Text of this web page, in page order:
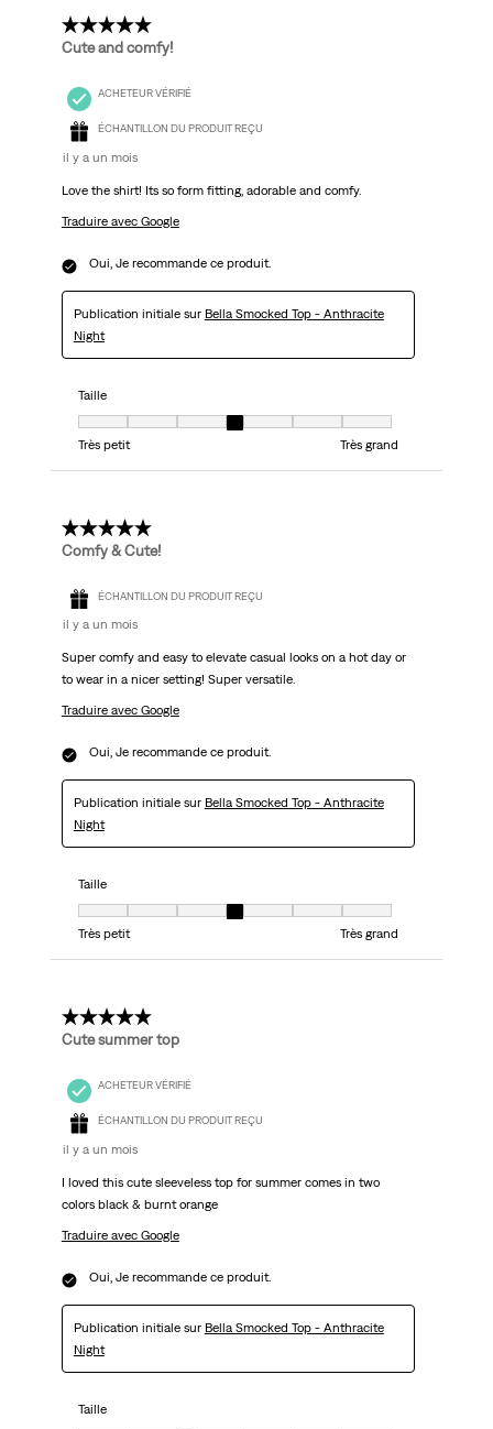
5 étoile(s) sur 5.
Cute and comfy!
ACHETEUR VÉRIFIÉ
ÉCHANTILLON DU PRODUIT REÇU
il y a un mois
Love the shirt! Its so form fitting, adorable and comfy.
Traduire avec Google
Oui, Je recommande ce produit.
Publication initiale sur Bella Smocked Top - Anthracite
Night
Taille
Taille, 4 sur 7, où 1 est égal à Très petit et 7 est égal à Très grand
Très petit
Très grand
5 étoile(s) sur 5.
Comfy & Cute!
ÉCHANTILLON DU PRODUIT REÇU
il y a un mois
Super comfy and easy to elevate casual looks on a hot day or
to wear in a nicer setting! Super versatile.
Traduire avec Google
Oui, Je recommande ce produit.
Publication initiale sur Bella Smocked Top - Anthracite
Night
Taille
Taille, 4 sur 7, où 1 est égal à Très petit et 7 est égal à Très grand
Très petit
Très grand
2 étoile(s) sur 5.
Cute summer top
ACHETEUR VÉRIFIÉ
ÉCHANTILLON DU PRODUIT REÇU
il y a un mois
I loved this cute sleeveless top for summer comes in two
colors black & burnt orange
Traduire avec Google
Oui, Je recommande ce produit.
Publication initiale sur Bella Smocked Top - Anthracite
Night
Taille